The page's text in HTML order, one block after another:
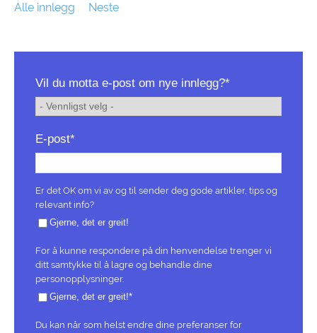
Alle innlegg Neste
Vil du motta e-post om nye innlegg?*
E-post*
Er det OK om vi av og til sender deg gode artikler, tips og
relevant info?
Gjerne, det er greit!
For å kunne respondere på din henvendelse trenger vi
ditt samtykke til å lagre og behandle dine
personopplysninger.
Gjerne, det er greit!*
Du kan når som helst endre dine preferanser for